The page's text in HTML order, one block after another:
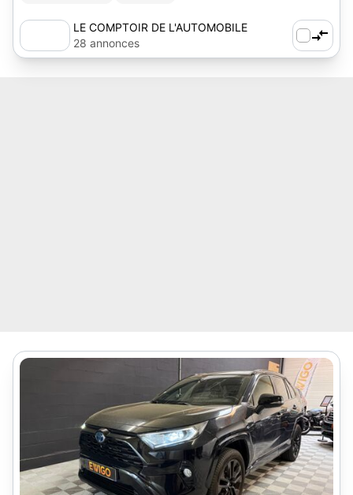
LE COMPTOIR DE L'AUTOMOBILE
28 annonces